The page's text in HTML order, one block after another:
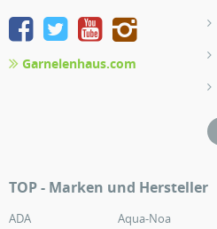
Garnelenhaus.com
TOP - Marken und Hersteller
ADA Aqua-Noa